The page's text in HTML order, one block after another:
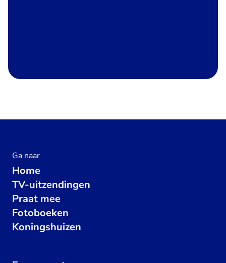
Ga naar
Home
TV-uitzendingen
Praat mee
Fotoboeken
Koningshuizen